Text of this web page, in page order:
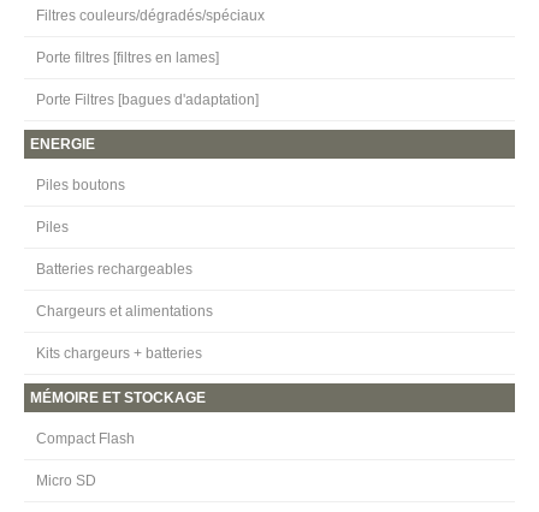
Filtres couleurs/dégradés/spéciaux
Porte filtres [filtres en lames]
Porte Filtres [bagues d'adaptation]
ENERGIE
Piles boutons
Piles
Batteries rechargeables
Chargeurs et alimentations
Kits chargeurs + batteries
MÉMOIRE ET STOCKAGE
Compact Flash
Micro SD